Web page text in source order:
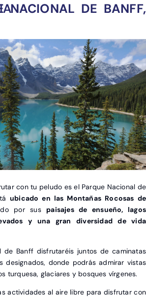
NACIONAL DE BANFF,
con tu peludo es el Parque Nacional de
ubicado en las Montañas Rocosas de
por sus paisajes de ensueño, lagos
y una gran diversidad de vida
de Banff disfrutaréis juntos de caminatas
designados, donde podrás admirar vistas
turquesa, glaciares y bosques vírgenes.
actividades al aire libre para disfrutar con